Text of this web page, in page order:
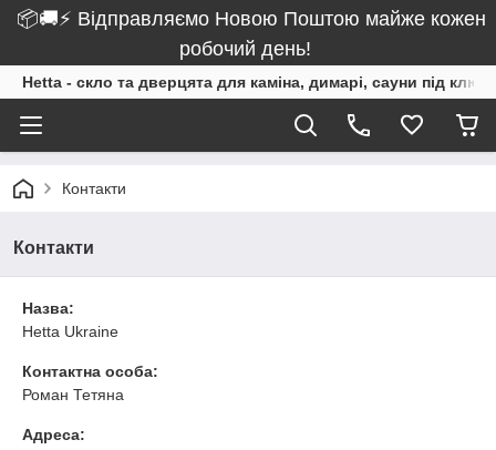
📦🚚⚡ Відправляємо Новою Поштою майже кожен
робочий день!
Hetta - скло та дверцята для каміна, димарі, сауни під ключ
Контакти
Контакти
Назва:
Hetta Ukraine
Контактна особа:
Роман Тетяна
Адреса: